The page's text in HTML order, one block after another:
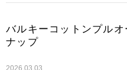
バルキーコットンプル
ナップ
2026.03.03